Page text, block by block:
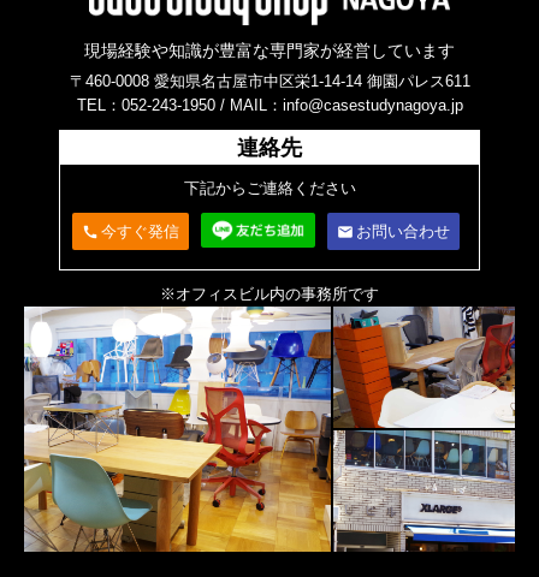
現場経験や知識が豊富な専門家が経営しています
〒460-0008 愛知県名古屋市中区栄1-14-14 御園パレス611
TEL：052-243-1950 / MAIL：info@casestudynagoya.jp
連絡先
下記からご連絡ください
call 今すぐ発信 email お問い合わせ
※オフィスビル内の事務所です